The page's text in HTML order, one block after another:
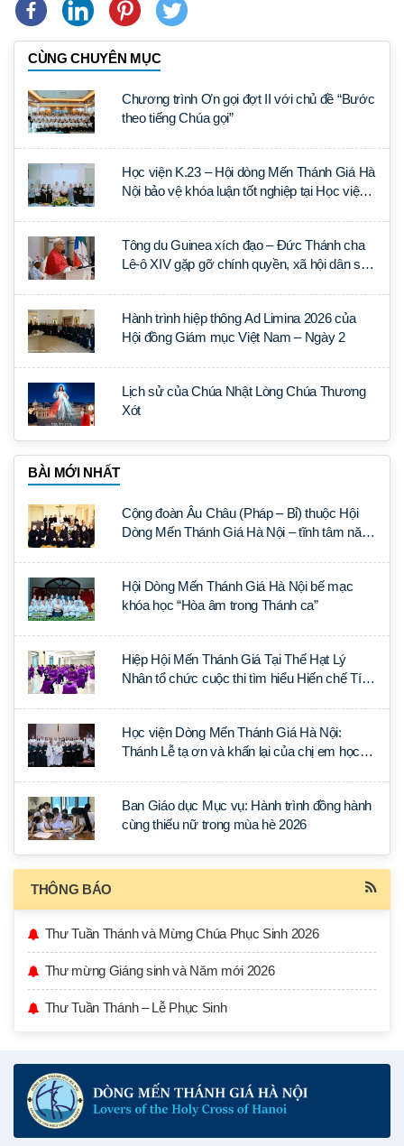
CÙNG CHUYÊN MỤC
Chương trình Ơn gọi đợt II với chủ đề “Bước
theo tiếng Chúa gọi”
Học viện K.23 – Hội dòng Mến Thánh Giá Hà
Nội bảo vệ khóa luận tốt nghiệp tại Học viện
Tông du Guinea xích đạo – Đức Thánh cha
Lê-ô XIV gặp gỡ chính quyền, xã hội dân sự
Hành trình hiệp thông Ad Limina 2026 của
Hội đồng Giám mục Việt Nam – Ngày 2
Lịch sử của Chúa Nhật Lòng Chúa Thương
Xót
BÀI MỚI NHẤT
Cộng đoàn Âu Châu (Pháp – Bỉ) thuộc Hội
Dòng Mến Thánh Giá Hà Nội – tĩnh tâm năm
Hội Dòng Mến Thánh Giá Hà Nội bế mạc
khóa học “Hòa âm trong Thánh ca”
Hiệp Hội Mến Thánh Giá Tại Thế Hạt Lý
Nhân tổ chức cuộc thi tìm hiểu Hiến chế Tín
Học viện Dòng Mến Thánh Giá Hà Nội:
Thánh Lễ tạ ơn và khấn lại của chị em học
Ban Giáo dục Mục vụ: Hành trình đồng hành
cùng thiếu nữ trong mùa hè 2026
THÔNG BÁO
Thư Tuần Thánh và Mừng Chúa Phục Sinh 2026
Thư mừng Giáng sinh và Năm mới 2026
Thư Tuần Thánh – Lễ Phục Sinh